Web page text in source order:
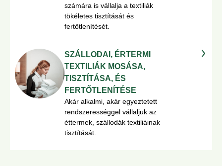
számára is vállalja a textiliák
tökéletes tisztítását és
fertőtlenítését.
SZÁLLODAI, ÉRTERMI
TEXTILIÁK MOSÁSA,
TISZTÍTÁSA, ÉS
FERTŐTLENÍTÉSE
Akár alkalmi, akár egyeztetett
rendszerességgel vállaljuk az
éttermek, szállodák textiliáinak
tisztítását.